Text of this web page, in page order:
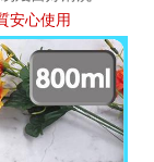
安心使用